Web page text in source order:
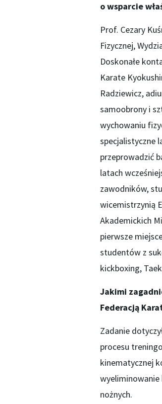
o wsparcie
Prof. Cezary
Fizycznej,
Doskonałe
Karate
Radziewicz,
samoobrony i
wychowaniu
specjalistyczne
przeprowadzić
latach
zawodników,
wicemistrzynią
Akademickich
pierwsze
studentów z
kickboxing,
Jakimi
Federacją
Zadanie
procesu
kinematycznej
wyeliminowanie
nożnych.